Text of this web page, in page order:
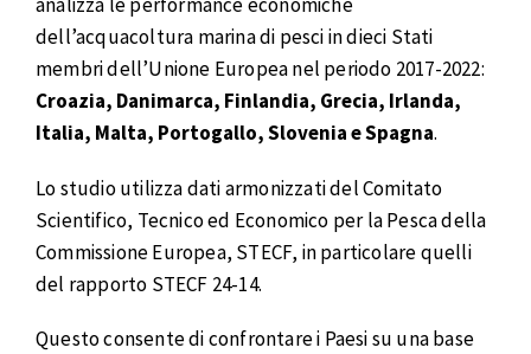
dell’acquacoltura marina di pesci in dieci Stati
membri dell’Unione Europea nel periodo 2017-2022:
Croazia, Danimarca, Finlandia, Grecia, Irlanda,
Italia, Malta, Portogallo, Slovenia e Spagna.
Lo studio utilizza dati armonizzati del Comitato
Scientifico, Tecnico ed Economico per la Pesca della
Commissione Europea, STECF, in particolare quelli
del rapporto STECF 24-14.
Questo consente di confrontare i Paesi su una base